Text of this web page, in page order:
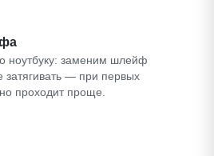
ноутбуку: заменим шлейф
затягивать — при первых
проходит проще.